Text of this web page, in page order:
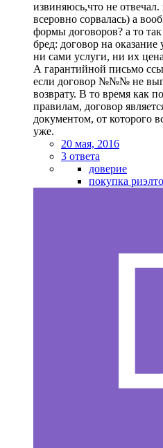
извиняюсь,что не
всеровно сорвалась) а
формы договоров? а то
бред: договор на оказание
ни сами услуги, ни их
А гарантийной письмо
если договор №№№ не
возврату. В то время как
правилам, договор
документом, от которого
уже.
20 мая, 2016
3 ответа
доверие
покупка